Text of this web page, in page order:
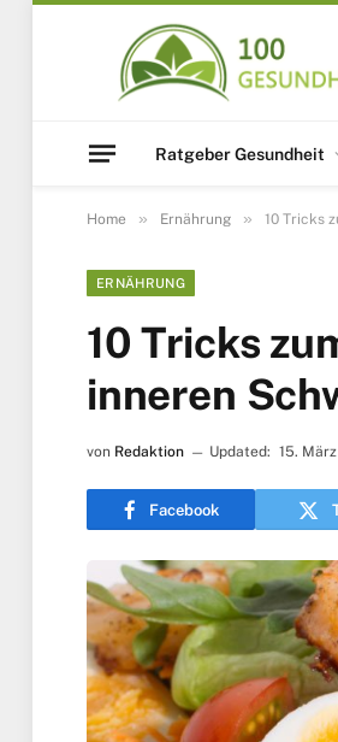
Ratgeber Gesundheit
Home » Ernährung » 10 Tricks
ERNÄHRUNG
10 Tricks
inneren
von Redaktion Updated: 15.
Facebook